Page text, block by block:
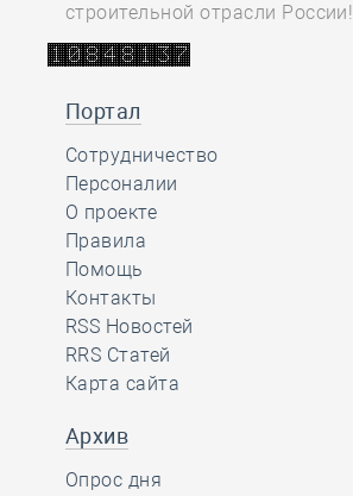
строительной отрасли России!
Портал
Сотрудничество
Персоналии
О проекте
Правила
Помощь
Контакты
RSS Новостей
RRS Статей
Карта сайта
Архив
Опрос дня